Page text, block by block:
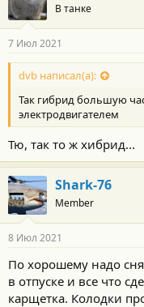
В танке
7 Июл 2021
dvb написал(а):
Так гибрид большую
электродвигателем
Тю, так то ж хибрид...
Shark-76
Member
8 Июл 2021
По хорошему надо
в отпуске и все что
карщетка. Колодки